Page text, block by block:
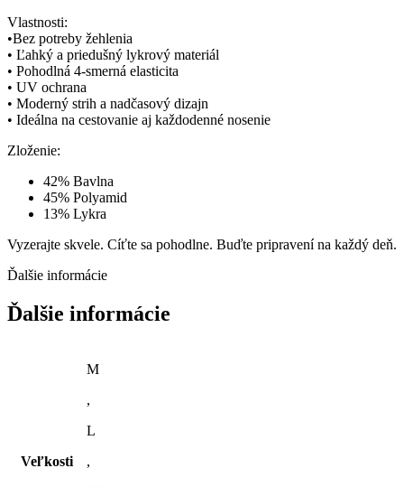
Vlastnosti:
•Bez potreby žehlenia
• Ľahký a priedušný lykrový materiál
• Pohodlná 4-smerná elasticita
• UV ochrana
• Moderný strih a nadčasový dizajn
• Ideálna na cestovanie aj každodenné nosenie
Zloženie:
42% Bavlna
45% Polyamid
13% Lykra
Vyzerajte skvele. Cíťte sa pohodlne. Buďte pripravení na každý deň.
Ďalšie informácie
Ďalšie informácie
Veľkosti
M
,
L
,